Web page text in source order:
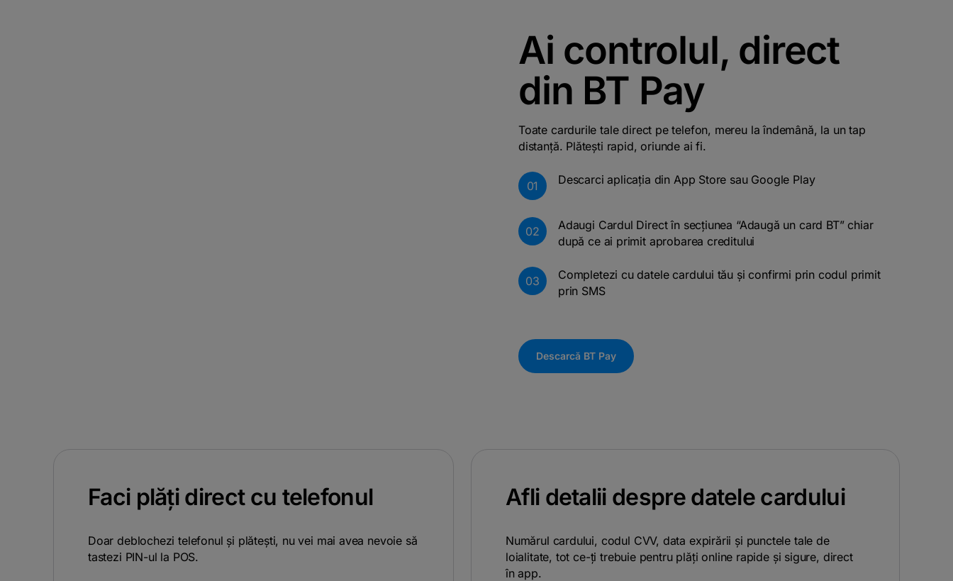
Ai controlul, direct
din BT Pay
Toate cardurile tale direct pe telefon, mereu la îndemână, la un tap
distanță. Plătești rapid, oriunde ai fi.
01 Descarci aplicația din App Store sau Google Play
02
Adaugi Cardul Direct în secțiunea “Adaugă un card BT” chiar
după ce ai primit aprobarea creditului
03
Completezi cu datele cardului tău și confirmi prin codul primit
prin SMS
Descarcă BT Pay
Faci plăți direct cu telefonul
Doar deblochezi telefonul și plătești, nu vei mai avea nevoie să
tastezi PIN-ul la POS.
Afli detalii despre datele cardului
Numărul cardului, codul CVV, data expirării și punctele tale de
loialitate, tot ce-ți trebuie pentru plăți online rapide și sigure, direct
în app.